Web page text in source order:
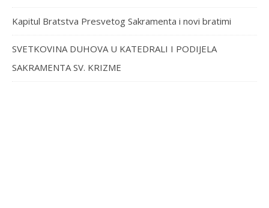
Kapitul Bratstva Presvetog Sakramenta i novi bratimi
SVETKOVINA DUHOVA U KATEDRALI I PODIJELA
SAKRAMENTA SV. KRIZME